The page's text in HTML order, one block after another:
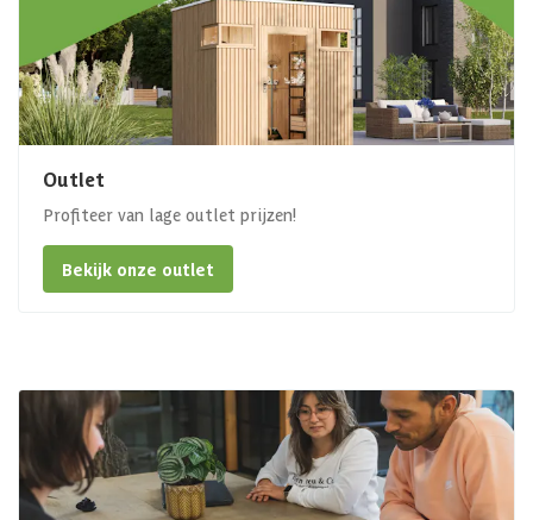
Outlet
Profiteer van lage outlet prijzen!
Bekijk onze outlet